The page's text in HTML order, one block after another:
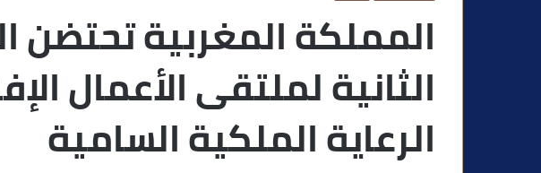
المملكة المغربية تحتضن
الثانية لملتقى الأعمال
الرعاية الملكية السامية